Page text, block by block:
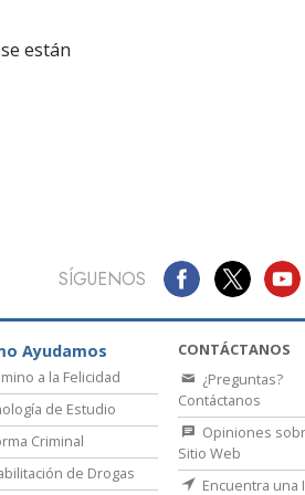
están
SÍGUENOS
Ayudamos
a la Felicidad
de Estudio
Criminal
de Drogas
CONTÁCTANOS
¿Preguntas?
Contáctanos
Opiniones
Sitio Web
Encuentra una